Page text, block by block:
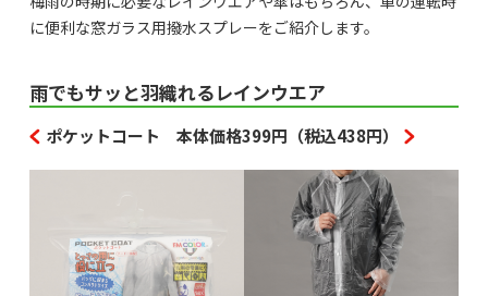
に便利な窓ガラス用撥水スプレーをご紹介します。
雨でもサッと羽織れるレインウエア
ポケットコート 本体価格399円（税込438円）